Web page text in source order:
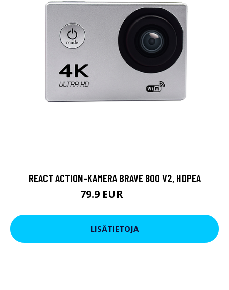
REACT ACTION-KAMERA BRAVE 800 V2, HOPEA
79.9 EUR
LISÄTIETOJA